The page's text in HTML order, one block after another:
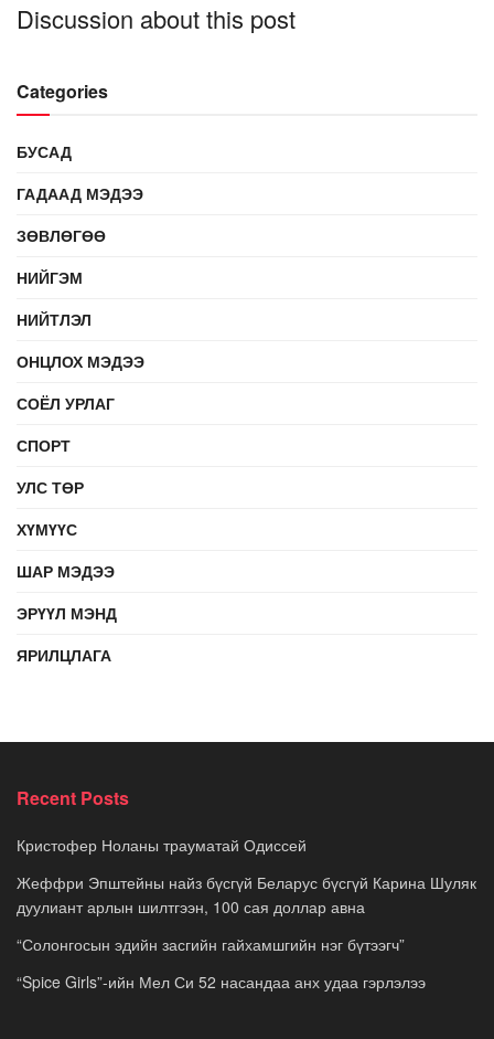
Discussion about this post
Categories
БУСАД
ГАДААД МЭДЭЭ
ЗӨВЛӨГӨӨ
НИЙГЭМ
НИЙТЛЭЛ
ОНЦЛОХ МЭДЭЭ
СОЁЛ УРЛАГ
СПОРТ
УЛС ТӨР
ХҮМҮҮС
ШАР МЭДЭЭ
ЭРҮҮЛ МЭНД
ЯРИЛЦЛАГА
Recent Posts
Кристофер Ноланы трауматай Одиссей
Жеффри Эпштейны найз бүсгүй Беларус бүсгүй Карина Шуляк
дуулиант арлын шилтгээн, 100 сая доллар авна
“Солонгосын эдийн засгийн гайхамшгийн нэг бүтээгч”
“Spice Girls”-ийн Мел Си 52 насандаа анх удаа гэрлэлээ